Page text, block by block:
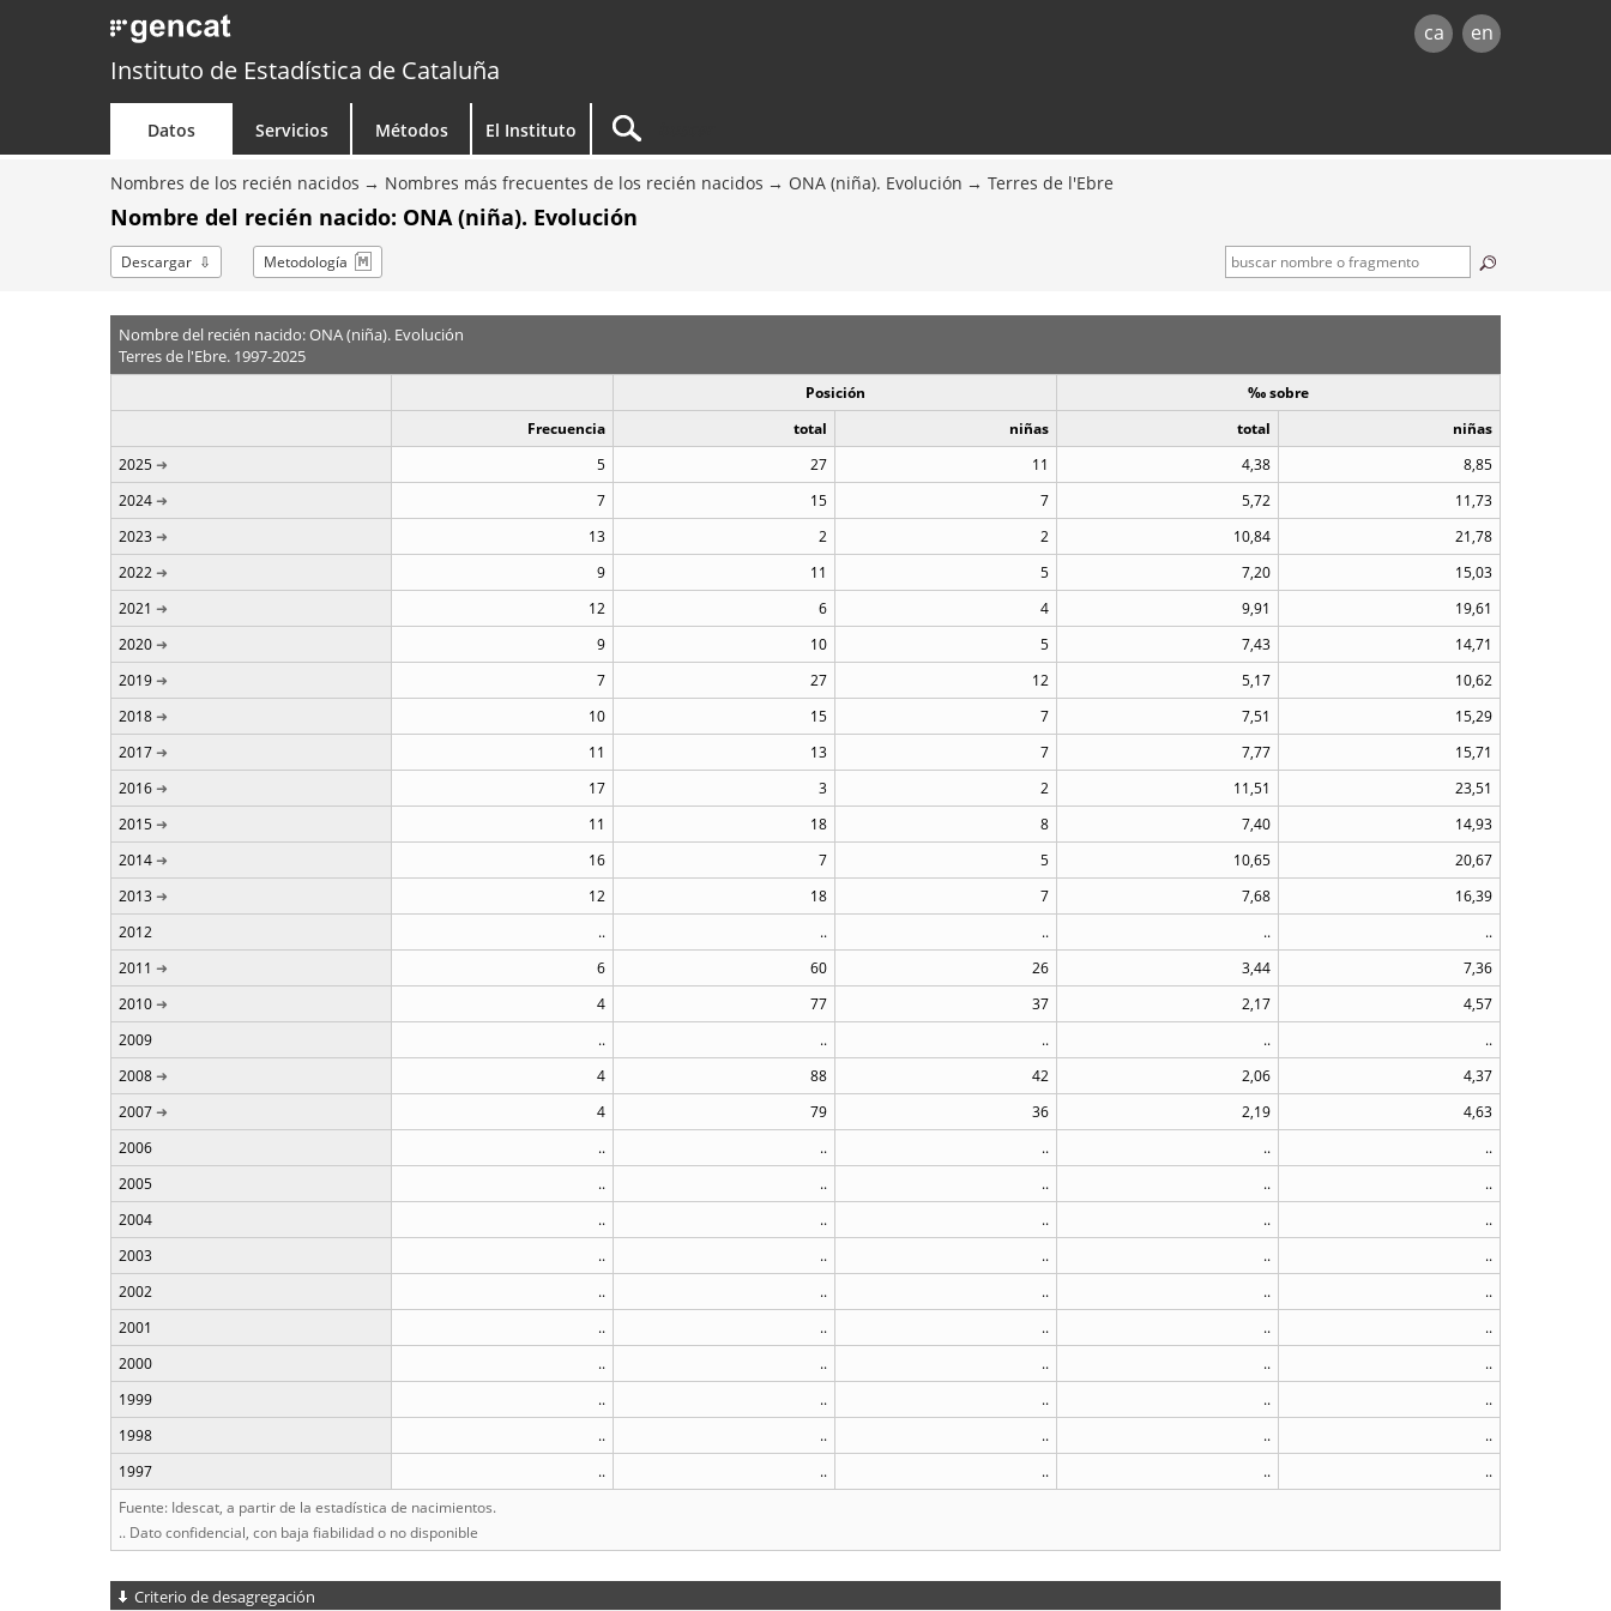
ca en
Instituto de Estadística de Cataluña
Datos Servicios Métodos El Instituto
Nombres de los recién nacidos Nombres más frecuentes de los recién nacidos ONA (niña). Evolución Terres de l'Ebre
Nombre del recién nacido: ONA (niña). Evolución
Descargar Metodología
Nombre del recién nacido: ONA (niña). Evolución
Terres de l'Ebre. 1997-2025
Posición
‰ sobre
Frecuencia
total niñas total
niñas
2025
5 27 11 4,38
8,85
2024
7 15 7 5,72
11,73
2023
13 2 2 10,84
21,78
2022
9 11 5 7,20
15,03
2021
12 6 4 9,91
19,61
2020
9 10 5 7,43
14,71
2019
7 27 12 5,17
10,62
2018
10 15 7 7,51
15,29
2017
11 13 7 7,77
15,71
2016
17 3 2 11,51
23,51
2015
11 18 8 7,40
14,93
2014
16 7 5 10,65
20,67
2013
12 18 7 7,68
16,39
2012
.. .. .. ..
..
2011
6 60 26 3,44
7,36
2010
4 77 37 2,17
4,57
2009
.. .. .. ..
..
2008
4 88 42 2,06
4,37
2007
4 79 36 2,19
4,63
2006
.. .. .. ..
..
2005
.. .. .. ..
..
2004
.. .. .. ..
..
2003
.. .. .. ..
..
2002
.. .. .. ..
..
2001
.. .. .. ..
..
2000
.. .. .. ..
..
1999
.. .. .. ..
..
1998
.. .. .. ..
..
1997
.. .. .. ..
..
Fuente: Idescat, a partir de la estadística de nacimientos.
.. Dato confidencial, con baja fiabilidad o no disponible
Criterio de desagregación